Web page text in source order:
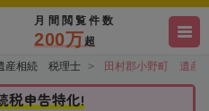
月間閲覧件数
200万超
産相続 税理士 田村郡小野町 遺産
税申告特化!